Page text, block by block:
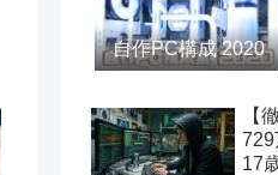
自作PC構成 2020
【
729
17